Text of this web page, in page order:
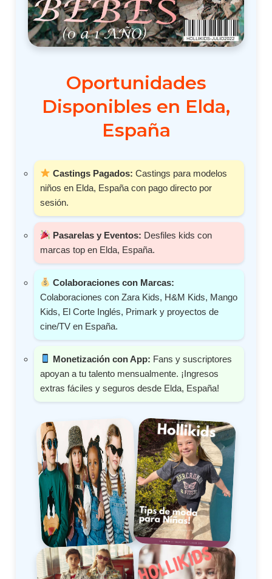
Oportunidades
Disponibles en Elda,
España
Castings Pagados: Castings para modelos
niños en Elda, España con pago directo por
sesión.
Pasarelas y Eventos: Desfiles kids con
marcas top en Elda, España.
Colaboraciones con Marcas:
Colaboraciones con Zara Kids, H&M Kids, Mango
Kids, El Corte Inglés, Primark y proyectos de
cine/TV en España.
Monetización con App: Fans y suscriptores
apoyan a tu talento mensualmente. ¡Ingresos
extras fáciles y seguros desde Elda, España!